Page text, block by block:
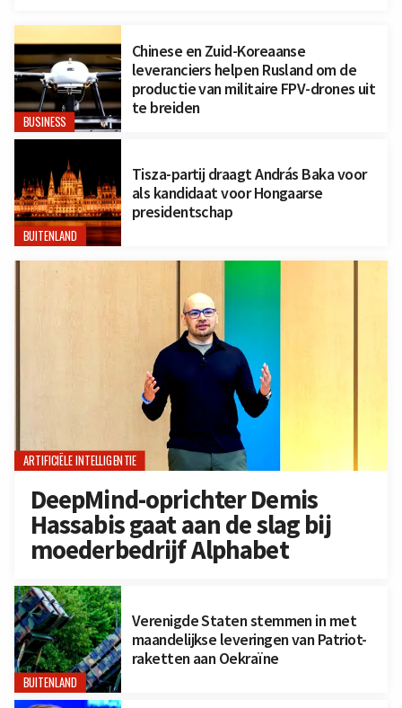
BUSINESS
Chinese en Zuid-Koreaanse
leveranciers helpen Rusland om de
productie van militaire FPV-drones uit
te breiden
BUITENLAND
Tisza-partij draagt András Baka voor
als kandidaat voor Hongaarse
presidentschap
ARTIFICIËLE INTELLIGENTIE
DeepMind-oprichter Demis
Hassabis gaat aan de slag bij
moederbedrijf Alphabet
BUITENLAND
Verenigde Staten stemmen in met
maandelijkse leveringen van Patriot-
raketten aan Oekraïne